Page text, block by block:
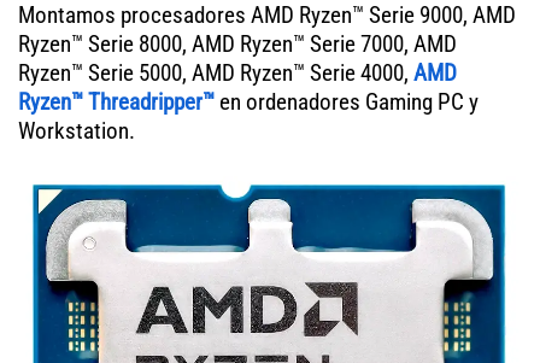
Montamos procesadores AMD Ryzen™ Serie 9000, AMD
Ryzen™ Serie 8000, AMD Ryzen™ Serie 7000, AMD
Ryzen™ Serie 5000, AMD Ryzen™ Serie 4000, AMD
Ryzen™ Threadripper™ en ordenadores Gaming PC y
Workstation.